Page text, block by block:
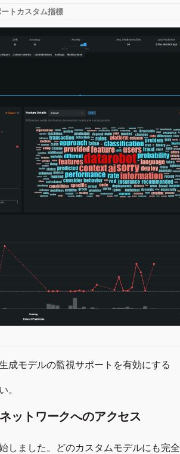
トカスタム指標
成モデルの監視サポートを有効にする
。
ットワークへのアクセス
しました。どのカスタムモデルにも完